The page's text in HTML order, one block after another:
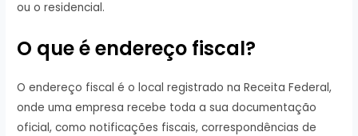
ou o residencial.
O que é endereço fiscal?
O endereço fiscal é o local registrado na Receita Federal,
onde uma empresa recebe toda a sua documentação
oficial, como notificações fiscais, correspondências de